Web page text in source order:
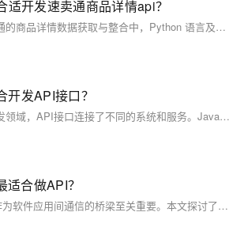
适开发速卖通商品详情api？
在跨境电商平台速卖通的商品详情数据获取与整合中，Python 语言及其多种框架（如 Flask、Django、Tornado 和 FastAPI）提供了高效解决方案。Flask 简洁灵活，适合快速开发；Django 功能全面，适用于大型项目；Tornado 性能卓越，擅长处理高并发；FastAPI 结合类型提示和异步编程，开发体验优秀。选择合适的框架需综合考虑项目规模、性能要求和团队技术栈。
发API接口？
在快速发展的软件开发领域，API接口连接了不同的系统和服务。Java作为成熟的编程语言，其生态系统中出现了许多API开发框架。Magic-API因其独特优势和强大功能，成为Java开发者优选的API开发框架。本文将从核心优势、实际应用价值及未来展望等方面，深入探讨Magic-API为何值得选择。
合做API？
在数字化时代，API作为软件应用间通信的桥梁至关重要。本文探讨了PHP中适合API开发的主流框架，包括Laravel、Symfony、Lumen、Slim、Yii和Phalcon，分析了它们的特点和优势，帮助开发者选择合适的框架，提高开发效率、保证接口稳定性和安全性。